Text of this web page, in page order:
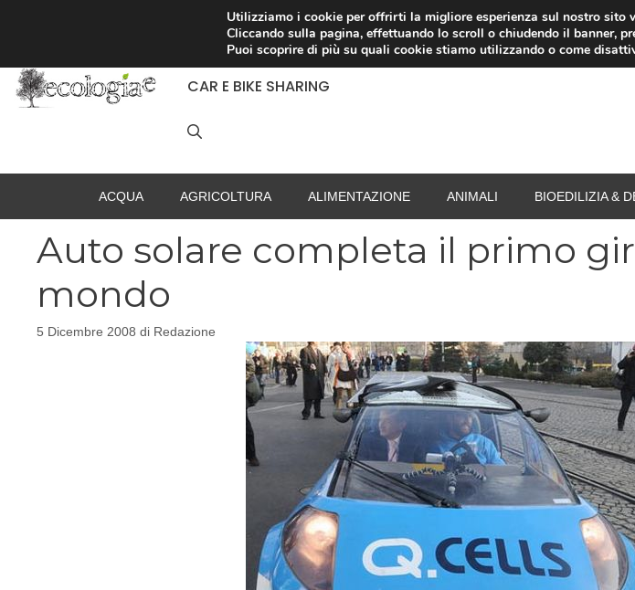
RACCOLTA DIFFERENZIATA RISPARMIO ENERGETICO
CAR E BIKE SHARING
ACQUA AGRICOLTURA ALIMENTAZIONE ANIMALI BIOEDILIZIA &
Auto solare completa il primo
mondo
5 Dicembre 2008 di Redazione
Utilizziamo i cookie per offrirti la migliore esperienza sul nostro sito
Cliccando sulla pagina, effettuando lo scroll o chiudendo il banner,
Puoi scoprire di più su quali cookie stiamo utilizzando o come